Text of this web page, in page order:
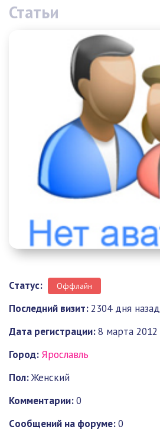
Статьи
Статус: Оффлайн
Последний визит:2304 дня назад
Дата регистрации:8 марта 2012
Город: Ярославль
Пол:Женский
Комментарии:0
Cообщений на форуме:0